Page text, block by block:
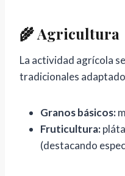
🌾 Agricultura
La actividad agrícola
tradicionales
Granos básicos:
Fruticultura:
(destacando